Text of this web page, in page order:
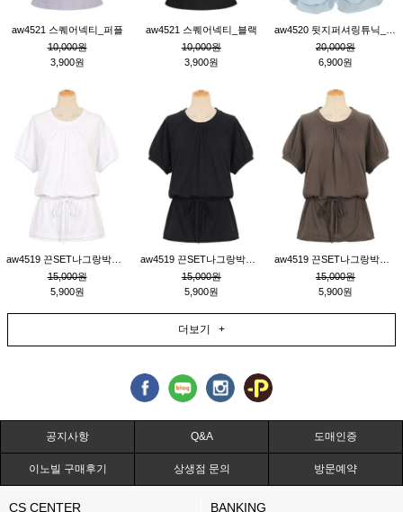
aw4521 스퀘어넥티_퍼플
10,000원
3,900원
aw4521 스퀘어넥티_블랙
10,000원
3,900원
20,000원
6,900원
15,000원
5,900원
15,000원
5,900원
15,000원
5,900원
더보기 +
공지사항 Q&A 도매인증
이노빌 구매후기 상생점 문의 방문예약
CS CENTER BANKING